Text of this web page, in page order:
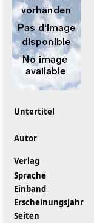
Untertitel
Autor
Verlag
Sprache
Einband
Erscheinungsjahr
Seiten